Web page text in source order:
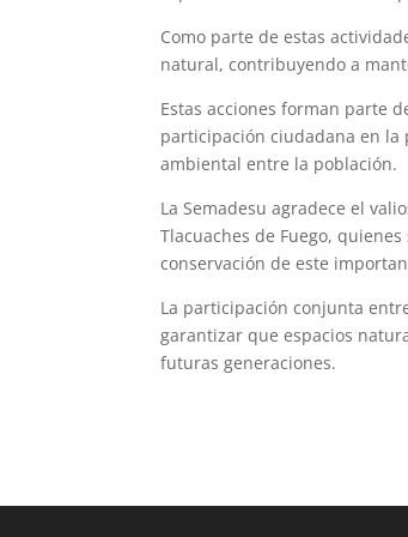
Como parte de estas
natural, contribuyendo a
Estas acciones forman parte
participación ciudadana en
ambiental entre la población.
La Semadesu agradece el
Tlacuaches de Fuego,
conservación de este
La participación conjunta
garantizar que espacios
futuras generaciones.